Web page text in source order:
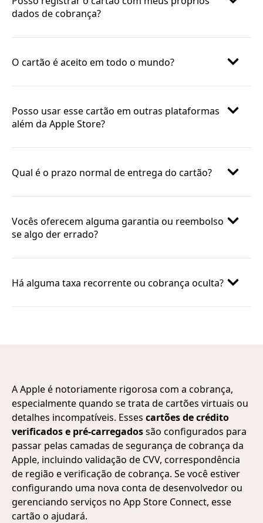
dados de cobrança?
O cartão é aceito em todo o mundo?
Posso usar esse cartão em outras plataformas
além da Apple Store?
Qual é o prazo normal de entrega do cartão?
Vocês oferecem alguma garantia ou reembolso
se algo der errado?
Há alguma taxa recorrente ou cobrança oculta?
A Apple é notoriamente rigorosa com a cobrança,
especialmente quando se trata de cartões virtuais ou
detalhes incompatíveis. Esses cartões de crédito
verificados e pré-carregadossão configurados para
passar pelas camadas de segurança de cobrança da
Apple, incluindo validação de CVV, correspondência
de região e verificação de cobrança. Se você estiver
configurando uma nova conta de desenvolvedor ou
gerenciando serviços no App Store Connect, esse
cartão o ajudará.